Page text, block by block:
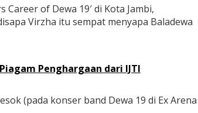
of Dewa 19′ di Kota Jambi,
Virzha itu sempat menyapa Baladewa
Penghargaan dari IJTI
(pada konser band Dewa 19 di Ex Arena